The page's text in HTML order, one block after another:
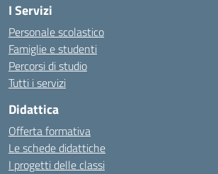
I Servizi
Personale scolastico
Famiglie e studenti
Percorsi di studio
Tutti i servizi
Didattica
Offerta formativa
Le schede didattiche
I progetti delle classi